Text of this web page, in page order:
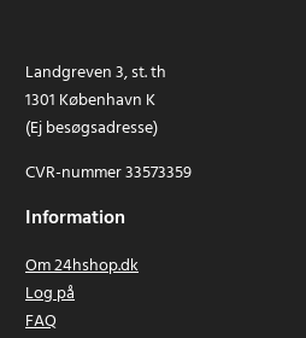
Landgreven 3, st. th
1301 København K
(Ej besøgsadresse)
CVR-nummer 33573359
Information
Om 24hshop.dk
Log på
FAQ